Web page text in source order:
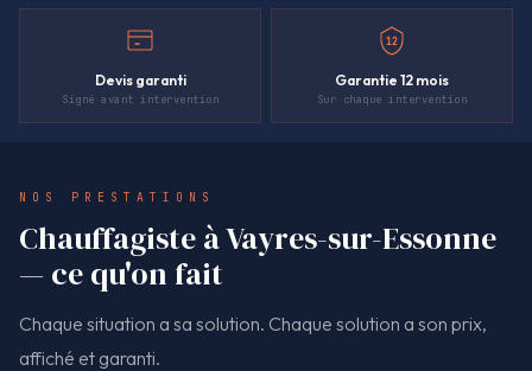
Devis garanti
Signé avant intervention
12
Garantie 12 mois
Sur chaque intervention
NOS PRESTATIONS
Chauffagiste à Vayres-sur-Essonne
— ce qu'on fait
Chaque situation a sa solution. Chaque solution a son prix,
affiché et garanti.